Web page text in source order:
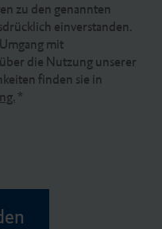
zu den genannten
einverstanden.
mit
die Nutzung unserer
finden sie in
*